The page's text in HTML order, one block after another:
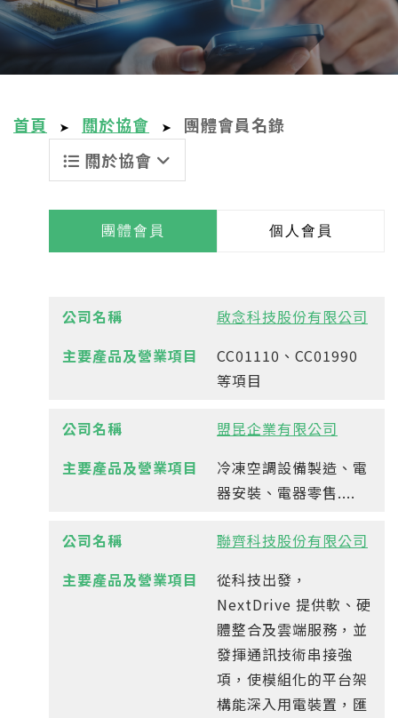
首頁 ➤ 關於協會 ➤
團體會員名錄
關於協會
團體會員 個人會員
啟念科技股份有限公司
CC01110、CC01990
等項目
盟昆企業有限公司
冷凍空調設備製造、電
器安裝、電器零售....
聯齊科技股份有限公司
從科技出發，
NextDrive 提供軟、硬
體整合及雲端服務，並
發揮通訊技術串接強
項，使模組化的平台架
構能深入用電裝置，匯